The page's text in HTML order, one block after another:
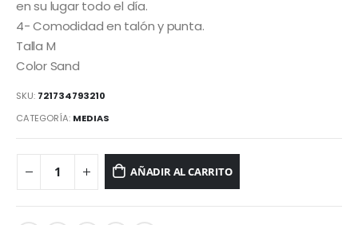
en su lugar todo el día.
4- Comodidad en talón y punta.
Talla M
Color Sand
SKU: 721734793210
CATEGORÍA: MEDIAS
AÑADIR AL CARRITO